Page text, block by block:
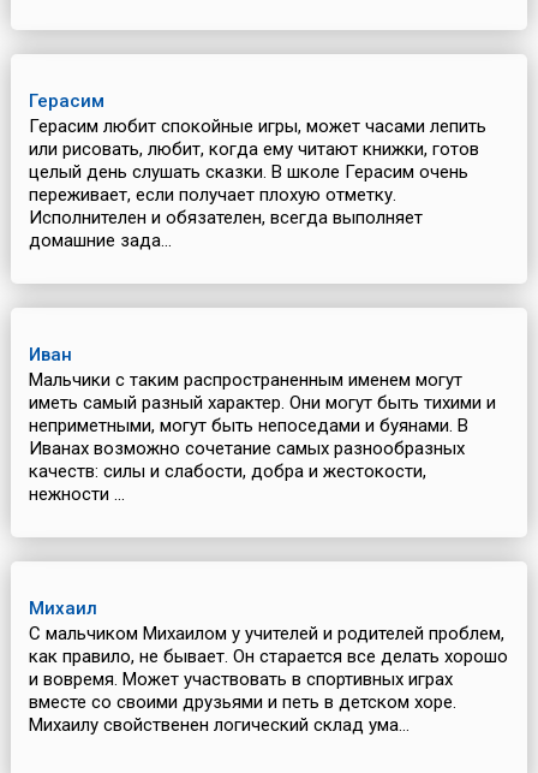
Герасим
Герасим любит спокойные игры, может часами лепить
или рисовать, любит, когда ему читают книжки, готов
целый день слушать сказки. В школе Герасим очень
переживает, если получает плохую отметку.
Исполнителен и обязателен, всегда выполняет
домашние зада...
Иван
Мальчики с таким распространенным именем могут
иметь самый разный характер. Они могут быть тихими и
неприметными, могут быть непоседами и буянами. В
Иванах возможно сочетание самых разнообразных
качеств: силы и слабости, добра и жестокости,
нежности ...
Михаил
С мальчиком Михаилом у учителей и родителей проблем,
как правило, не бывает. Он старается все делать хорошо
и вовремя. Может участвовать в спортивных играх
вместе со своими друзьями и петь в детском хоре.
Михаилу свойственен логический склад ума...